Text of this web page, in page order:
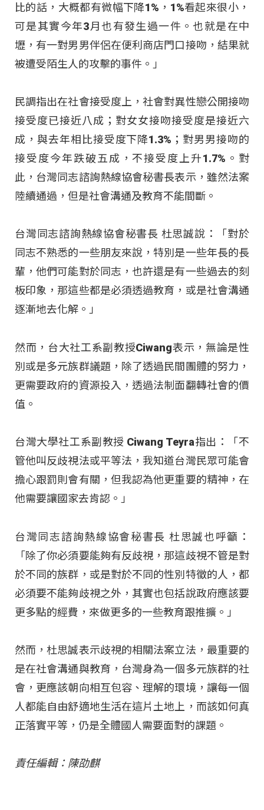
比的話，大概都有微幅下降1%，1%看起來很小，
可是其實今年3月也有發生過一件。也就是在中
壢，有一對男男伴侶在便利商店門口接吻，結果就
被遭受陌生人的攻擊的事件。」
民調指出在社會接受度上，社會對異性戀公開接吻
接受度已接近八成；對女女接吻接受度是接近六
成，與去年相比接受度下降1.3%；對男男接吻的
接受度今年跌破五成，不接受度上升1.7%。對
此，台灣同志諮詢熱線協會秘書長表示，雖然法案
陸續通過，但是社會溝通及教育不能間斷。
台灣同志諮詢熱線協會秘書長 杜思誠說：「對於
同志不熟悉的一些朋友來說，特別是一些年長的長
輩，他們可能對於同志，也許還是有一些過去的刻
板印象，那這些都是必須透過教育，或是社會溝通
逐漸地去化解。」
然而，台大社工系副教授Ciwang表示，無論是性
別或是多元族群議題，除了透過民間團體的努力，
更需要政府的資源投入，透過法制面翻轉社會的價
值。
台灣大學社工系副教授 Ciwang Teyra指出：「不
管他叫反歧視法或平等法，我知道台灣民眾可能會
擔心跟罰則會有關，但我認為他更重要的精神，在
他需要讓國家去肯認。」
台灣同志諮詢熱線協會秘書長 杜思誠也呼籲：
「除了你必須要能夠有反歧視，那這歧視不管是對
於不同的族群，或是對於不同的性別特徵的人，都
必須要不能夠歧視之外，其實也包括說政府應該要
更多點的經費，來做更多的一些教育跟推擴。」
然而，杜思誠表示歧視的相關法案立法，最重要的
是在社會溝通與教育，台灣身為一個多元族群的社
會，更應該朝向相互包容、理解的環境，讓每一個
人都能自由舒適地生活在這片土地上，而該如何真
正落實平等，仍是全體國人需要面對的課題。
責任編輯：陳劭麒